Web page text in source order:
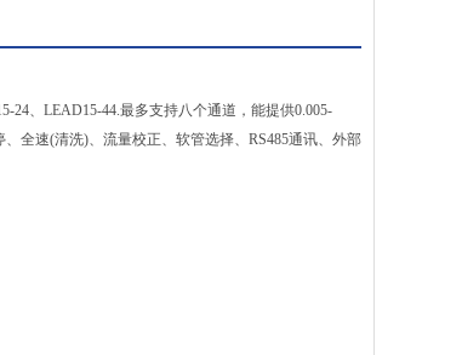
24、LEAD15-44.最多支持八个通道，能提供0.005-
全速(清洗)、流量校正、软管选择、RS485通讯、外部